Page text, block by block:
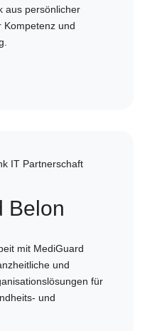
aus persönlicher
Kompetenz und
Belon
mit MediGuard
und
für
und